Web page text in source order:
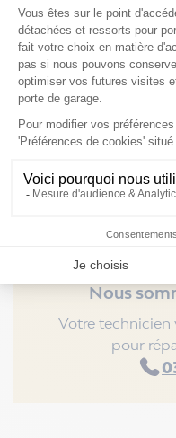
Trafinov
Nous
Votre
pour